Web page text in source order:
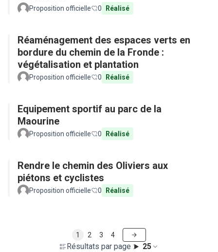
Proposition officielle 0 Réalisé
Réaménagement des espaces verts en
bordure du chemin de la Fronde :
végétalisation et plantation
Proposition officielle 0 Réalisé
Equipement sportif au parc de la
Maourine
Proposition officielle 0 Réalisé
Rendre le chemin des Oliviers aux
piétons et cyclistes
Proposition officielle 0 Réalisé
Résultats par page : 25
1 2 3 4